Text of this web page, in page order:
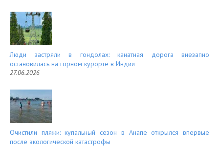
Люди застряли в гондолах: канатная дорога внезапно
остановилась на горном курорте в Индии
27.06.2026
Очистили пляжи: купальный сезон в Анапе открылся впервые
после экологической катастрофы